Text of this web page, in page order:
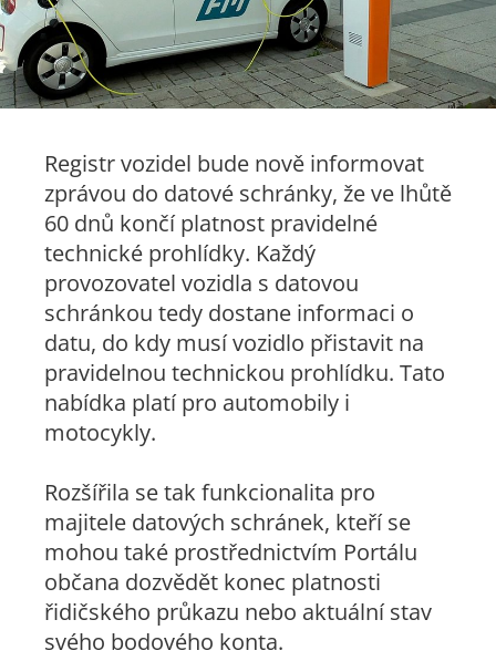
Registr vozidel bude nově informovat
zprávou do datové schránky, že ve lhůtě
60 dnů končí platnost pravidelné
technické prohlídky. Každý
provozovatel vozidla s datovou
schránkou tedy dostane informaci o
datu, do kdy musí vozidlo přistavit na
pravidelnou technickou prohlídku. Tato
nabídka platí pro automobily i
motocykly.
Rozšířila se tak funkcionalita pro
majitele datových schránek, kteří se
mohou také prostřednictvím Portálu
občana dozvědět konec platnosti
řidičského průkazu nebo aktuální stav
svého bodového konta.